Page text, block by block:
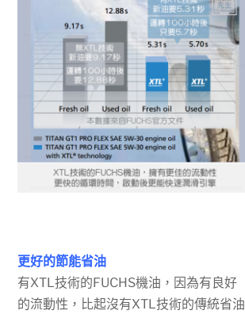
更好的節能省油
有XTL技術的FUCHS機油，因為有良好
的流動性，比起沒有XTL技術的傳統省油